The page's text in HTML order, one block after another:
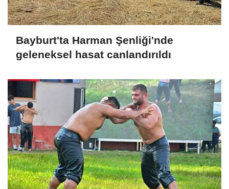
Bayburt'ta Harman Şenliği'nde
geleneksel hasat canlandırıldı